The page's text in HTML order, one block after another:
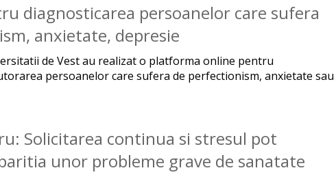
diagnosticarea persoanelor care sufera
anxietate, depresie
de Vest au realizat o platforma online pentru
persoanelor care sufera de perfectionism, anxietate sau
Solicitarea continua si stresul pot
unor probleme grave de sanatate